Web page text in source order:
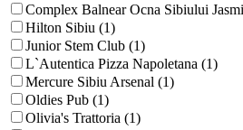
Complex Balnear Ocna Sibiului
Hilton Sibiu (1)
Junior Stem Club (1)
L`Autentica Pizza Napoletana (1)
Mercure Sibiu Arsenal (1)
Oldies Pub (1)
Olivia's Trattoria (1)